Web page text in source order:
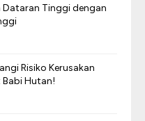
Tinggi dengan
Risiko Kerusakan
Hutan!